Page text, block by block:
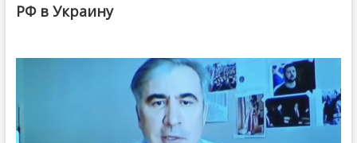
РФ в Украину